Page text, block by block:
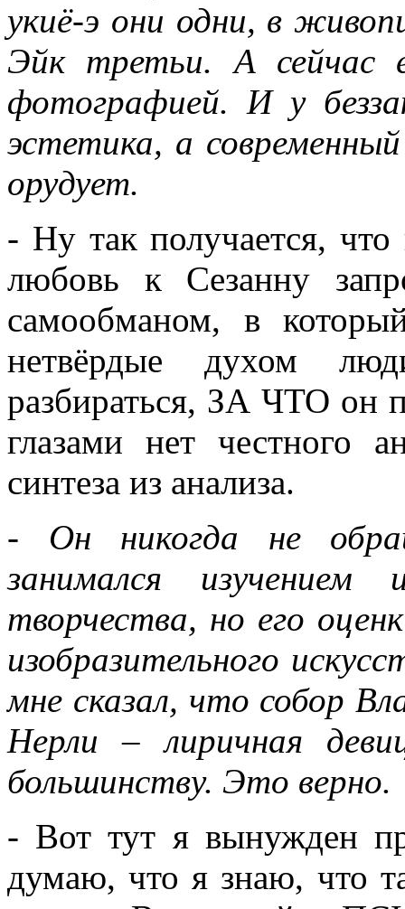
укиё-э они одни, в
Эйк третьи. А сейчас
фотографией. И у
эстетика, а
орудует.
- Ну так получается,
любовь к Сезанну
самообманом, в
нетвёрдые духом
разбираться, ЗА ЧТО он
глазами нет честного
синтеза из анализа.
- Он никогда не
занимался изучением
творчества, но его
изобразительного
мне сказал, что собор
Нерли – лиричная
большинству. Это верно.
- Вот тут я вынужден
думаю, что я знаю, что